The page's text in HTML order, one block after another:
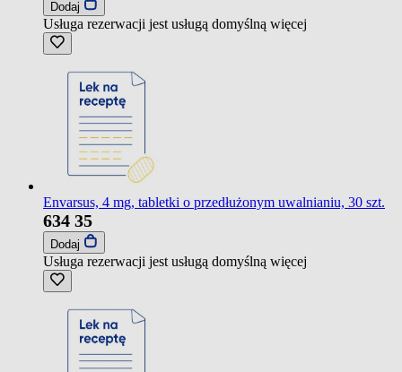
Dodaj
Usługa rezerwacji jest usługą domyślną więcej
Envarsus, 4 mg, tabletki o przedłużonym uwalnianiu, 30 szt.
634 35
Dodaj
Usługa rezerwacji jest usługą domyślną więcej